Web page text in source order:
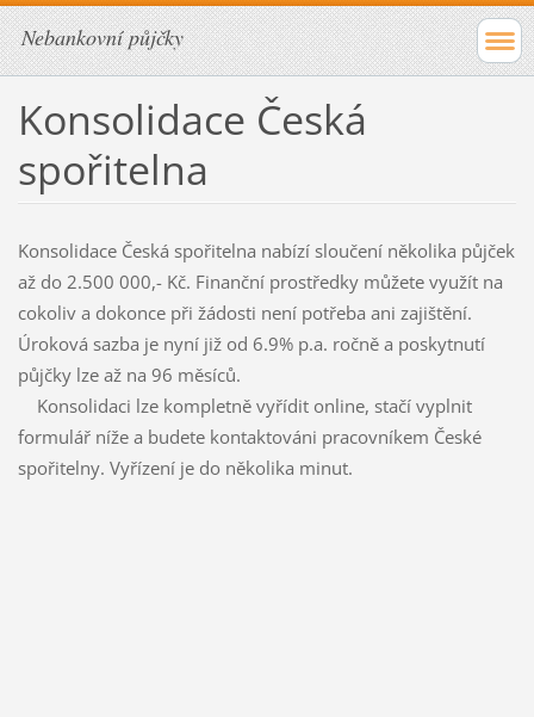
Nebankovní půjčky
Konsolidace Česká
spořitelna
Konsolidace Česká spořitelna nabízí sloučení několika půjček
až do 2.500 000,- Kč. Finanční prostředky můžete využít na
cokoliv a dokonce při žádosti není potřeba ani zajištění.
Úroková sazba je nyní již od 6.9% p.a. ročně a poskytnutí
půjčky lze až na 96 měsíců.
Konsolidaci lze kompletně vyřídit online, stačí vyplnit
formulář níže a budete kontaktováni pracovníkem České
spořitelny. Vyřízení je do několika minut.